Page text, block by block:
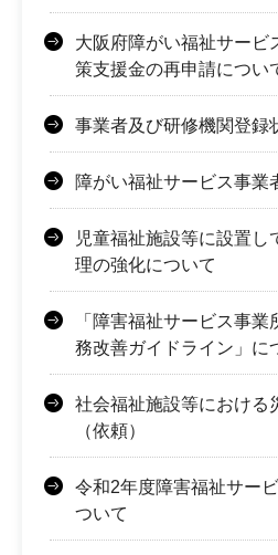
大阪府障がい福祉サービ
策支援金の再申請につい
事業者及び研修機関登録
障がい福祉サービス事業
児童福祉施設等に設置し
理の強化について
「障害福祉サービス事
務改善ガイドライン」に
社会福祉施設等における
（依頼）
令和2年度障害福祉サー
ついて